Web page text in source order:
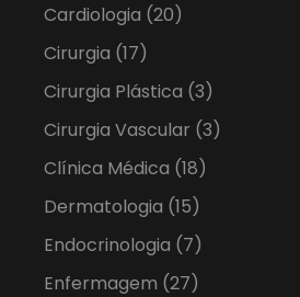
Cardiologia (20)
Cirurgia (17)
Cirurgia Plástica (3)
Cirurgia Vascular (3)
Clínica Médica (18)
Dermatologia (15)
Endocrinologia (7)
Enfermagem (27)